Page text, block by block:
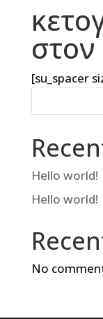
στον
[su_spacer
Hello world!
Hello world!
No